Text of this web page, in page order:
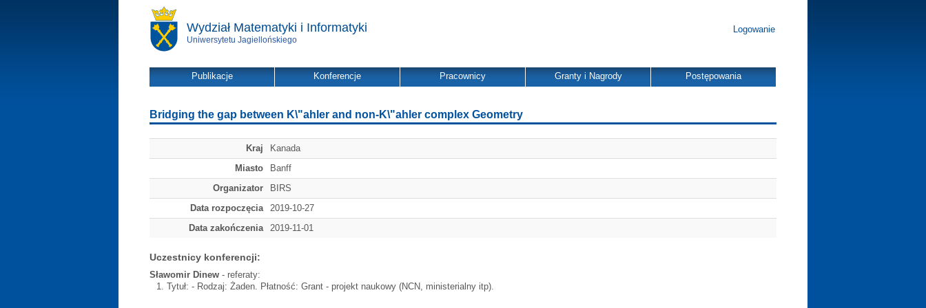
Wydział Matematyki i Informatyki
Uniwersytetu Jagiellońskiego
Logowanie
Publikacje Konferencje Pracownicy Granty i Nagrody Postępowania
Bridging the gap between K\"ahler and non-K\"ahler complex Geometry
Kraj
Kanada
Miasto
Banff
Organizator
BIRS
Data rozpoczęcia
2019-10-27
Data zakończenia
2019-11-01
Uczestnicy konferencji:
Sławomir Dinew - referaty:
Tytuł: - Rodzaj: Żaden. Płatność: Grant - projekt naukowy (NCN, ministerialny itp).